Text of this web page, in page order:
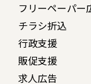
フリーペーパー
チラシ折込
行政支援
販促支援
求人広告